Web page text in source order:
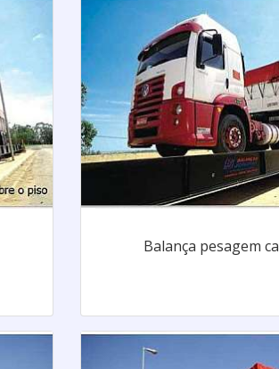
Balança pesagem